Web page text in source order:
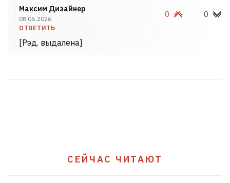
Максим Дизайнер
08.06.2026
ОТВЕТИТЬ
0 0
[Рэд. выдалена]
СЕЙЧАС ЧИТАЮТ
объявляет пятый набор